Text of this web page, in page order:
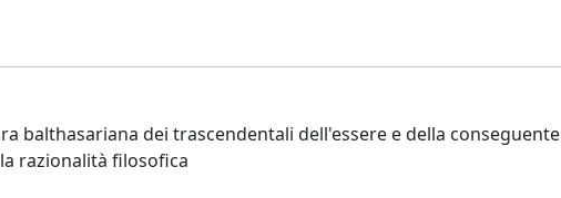
balthasariana dei trascendentali dell'essere e della conseguente
razionalità filosofica